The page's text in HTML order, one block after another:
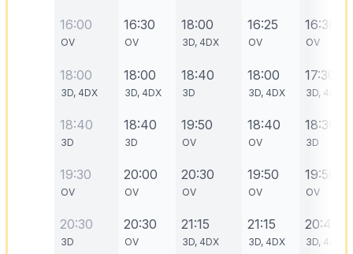
16:00
OV
18:00
3D, 4DX
18:40
3D
19:30
OV
20:30
3D
16:30
OV
18:00
3D, 4DX
18:40
3D
20:00
OV
20:30
OV
18:00
3D, 4DX
18:40
3D
19:50
OV
20:30
OV
21:15
3D, 4DX
16:25
OV
18:00
3D, 4DX
18:40
OV
19:50
OV
21:15
3D, 4DX
16:30
OV
17:30
3D, 4DX
18:30
3D
19:50
OV
20:45
3D, 4DX